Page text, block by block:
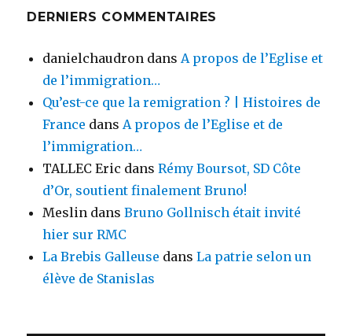
DERNIERS COMMENTAIRES
danielchaudron dansA propos de l’Eglise et
de l’immigration…
Qu’est-ce que la remigration ? | Histoires de
France dansA propos de l’Eglise et de
l’immigration…
TALLEC Eric dansRémy Boursot, SD Côte
d’Or, soutient finalement Bruno!
Meslin dansBruno Gollnisch était invité
hier sur RMC
La Brebis Galleuse dansLa patrie selon un
élève de Stanislas